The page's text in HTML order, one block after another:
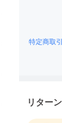
特定商取
リター